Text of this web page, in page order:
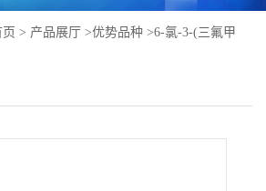
> 产品展厅 >优势品种 >6-氯-3-(三氟甲